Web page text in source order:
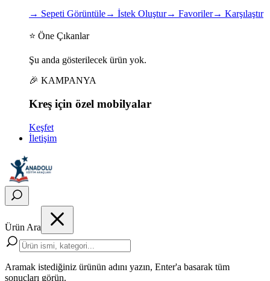
→ Sepeti Görüntüle→ İstek Oluştur→ Favoriler→ Karşılaştır
⭐ Öne Çıkanlar
Şu anda gösterilecek ürün yok.
🎉 KAMPANYA
Kreş için özel mobilyalar
Keşfet
İletişim
Ürün Ara
Aramak istediğiniz ürünün adını yazın, Enter'a basarak tüm
sonuçları görün.